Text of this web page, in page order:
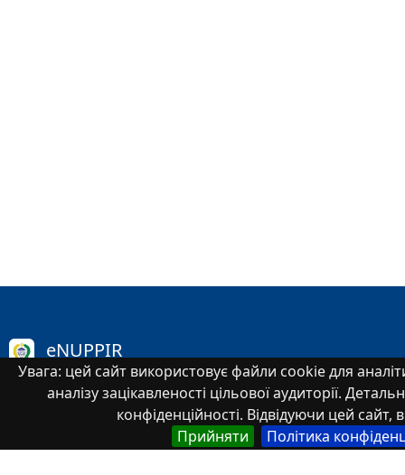
Увага: цей сайт використовує файли cookie для
аналізу зацікавленості цільової аудиторії.
конфіденційності. Відвідуючи цей сайт,
Прийняти
Політика
eNUPPIR
«Еlectronic National University «Yuri Kondratyuk Poltava
Politechnic» Institutional Repository